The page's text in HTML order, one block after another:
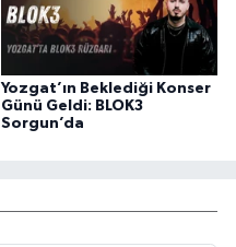
Yozgat’ın Beklediği Konser
Günü Geldi: BLOK3
Sorgun’da